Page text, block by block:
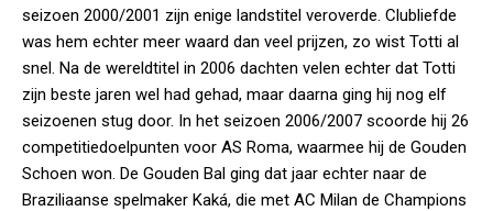
seizoen 2000/2001 zijn enige landstitel veroverde. Clubliefde
was hem echter meer waard dan veel prijzen, zo wist Totti al
snel. Na de wereldtitel in 2006 dachten velen echter dat Totti
zijn beste jaren wel had gehad, maar daarna ging hij nog elf
seizoenen stug door. In het seizoen 2006/2007 scoorde hij 26
competitiedoelpunten voor AS Roma, waarmee hij de Gouden
Schoen won. De Gouden Bal ging dat jaar echter naar de
Braziliaanse spelmaker Kaká, die met AC Milan de Champions